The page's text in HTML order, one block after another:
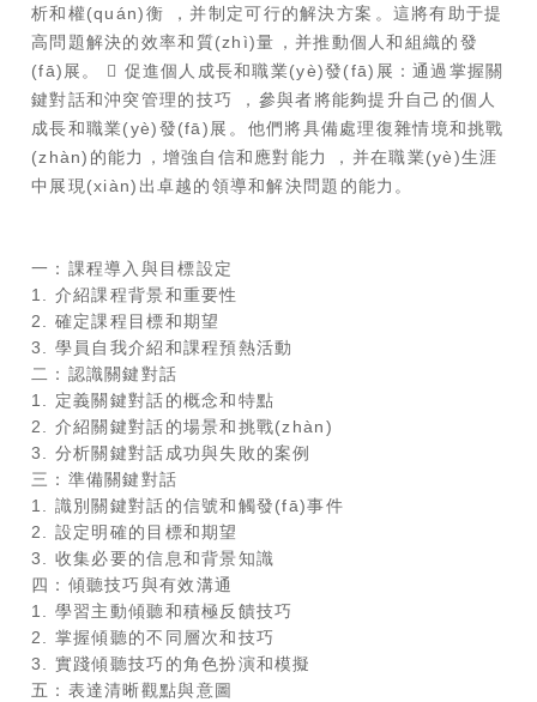
析和權(quán)衡，并制定可行的解決方案。這將有助于提
高問題解決的效率和質(zhì)量，并推動個人和組織的發
(fā)展。  促進個人成長和職業(yè)發(fā)展：通過掌握關
鍵對話和沖突管理的技巧，參與者將能夠提升自己的個人
成長和職業(yè)發(fā)展。他們將具備處理復雜情境和挑戰
(zhàn)的能力，增強自信和應對能力，并在職業(yè)生涯
中展現(xiàn)出卓越的領導和解決問題的能力。
一：課程導入與目標設定
1. 介紹課程背景和重要性
2. 確定課程目標和期望
3. 學員自我介紹和課程預熱活動
二：認識關鍵對話
1. 定義關鍵對話的概念和特點
2. 介紹關鍵對話的場景和挑戰(zhàn)
3. 分析關鍵對話成功與失敗的案例
三：準備關鍵對話
1. 識別關鍵對話的信號和觸發(fā)事件
2. 設定明確的目標和期望
3. 收集必要的信息和背景知識
四：傾聽技巧與有效溝通
1. 學習主動傾聽和積極反饋技巧
2. 掌握傾聽的不同層次和技巧
3. 實踐傾聽技巧的角色扮演和模擬
五：表達清晰觀點與意圖